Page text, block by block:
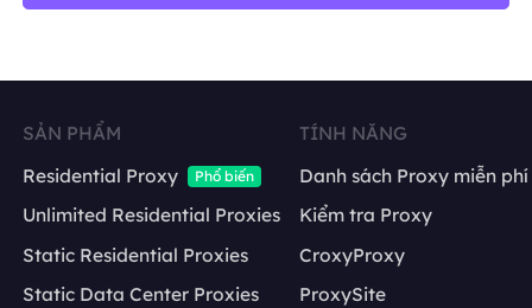
SẢN PHẨM
Residential Proxy
Phổ biến
Unlimited Residential Proxies
Static Residential Proxies
Static Data Center Proxies
TÍNH NĂNG
Danh sách Proxy miễn phí
Kiểm tra Proxy
CroxyProxy
ProxySite